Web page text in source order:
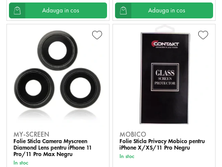
Adauga in cos Adauga in cos
MY-SCREEN
Folie Sticla Camera Myscreen
Diamond Lens pentru iPhone 11
Pro/11 Pro Max Negru
In stoc
MOBICO
Folie Sticla Privacy Mobico pentru
iPhone X/XS/11 Pro Negru
In stoc